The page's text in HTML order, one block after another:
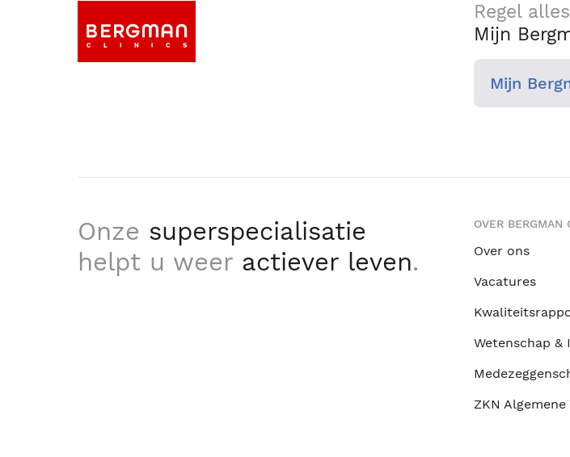
Regel
Mijn
Mijn
Onze superspecialisatie
helpt u weer actiever leven.
OVER BERGMAN
Over ons
Vacatures
Wetenschap &
ZKN